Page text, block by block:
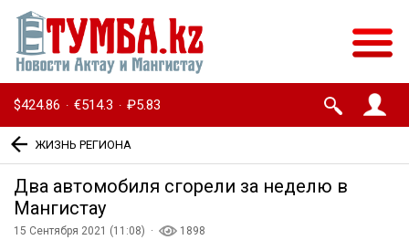
$424.86 · €514.3 · ₽5.83
ЖИЗНЬ РЕГИОНА
Два автомобиля сгорели за неделю в
Мангистау
15 Сентября 2021 (11:08) ·
1898